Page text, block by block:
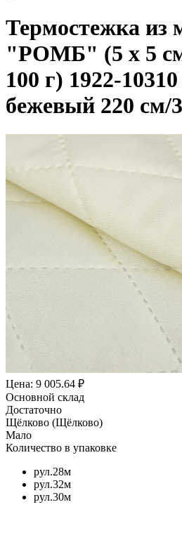
Термостежка
"РОМБ" (5 х 5
100 г) 1922-
бежевый 220 см/
Цена: 9 005.64 ₽
Основной склад
Достаточно
Щёлково (Щёлково)
Мало
Количество в упаковке
рул.28м
рул.32м
рул.30м